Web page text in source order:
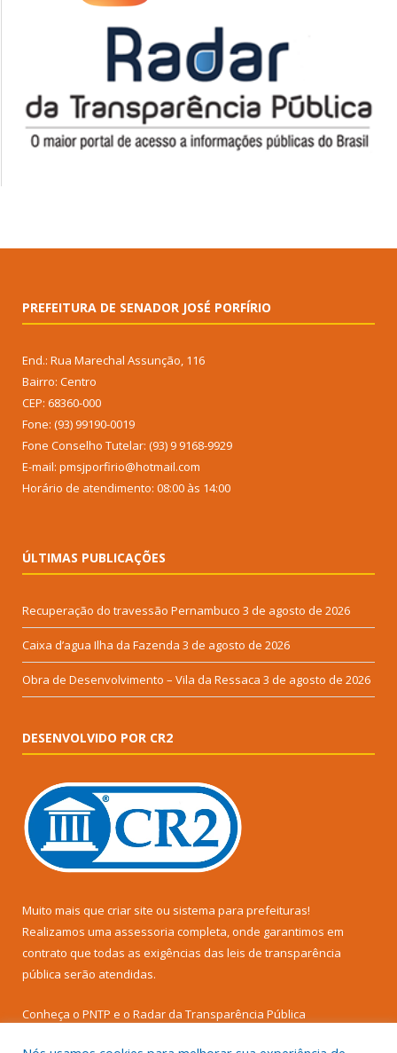
PREFEITURA DE SENADOR JOSÉ PORFÍRIO
End.: Rua Marechal Assunção, 116
Bairro: Centro
CEP: 68360-000
Fone: (93) 99190-0019
Fone Conselho Tutelar: (93) 9 9168-9929
E-mail: pmsjporfirio@hotmail.com
Horário de atendimento: 08:00 às 14:00
ÚLTIMAS PUBLICAÇÕES
Recuperação do travessão Pernambuco 3 de agosto de 2026
Caixa d’agua Ilha da Fazenda 3 de agosto de 2026
Obra de Desenvolvimento – Vila da Ressaca 3 de agosto de 2026
DESENVOLVIDO POR CR2
Muito mais que criar site ou sistema para prefeituras!
Realizamos uma assessoria completa, onde garantimos em
contrato que todas as exigências das leis de transparência
pública serão atendidas.
Conheça o PNTP e o Radar da Transparência Pública